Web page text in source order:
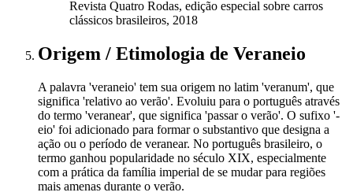
Revista Quatro Rodas, edição especial sobre carros
clássicos brasileiros, 2018
Origem / Etimologia de Veraneio
A palavra 'veraneio' tem sua origem no latim 'veranum', que
significa 'relativo ao verão'. Evoluiu para o português através
do termo 'veranear', que significa 'passar o verão'. O sufixo '-
eio' foi adicionado para formar o substantivo que designa a
ação ou o período de veranear. No português brasileiro, o
termo ganhou popularidade no século XIX, especialmente
com a prática da família imperial de se mudar para regiões
mais amenas durante o verão.